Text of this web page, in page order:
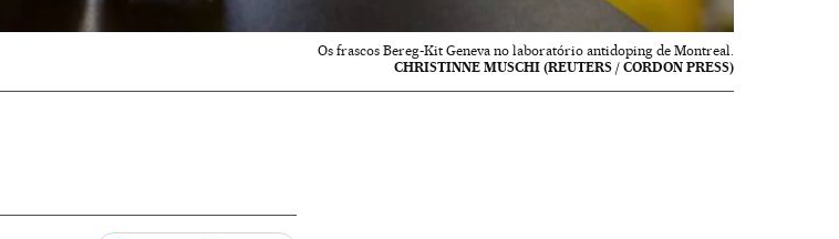
Os frascos Bereg-Kit Geneva no laboratório antidoping de Montreal.
CHRISTINNE MUSCHI (REUTERS / CORDON PRESS)